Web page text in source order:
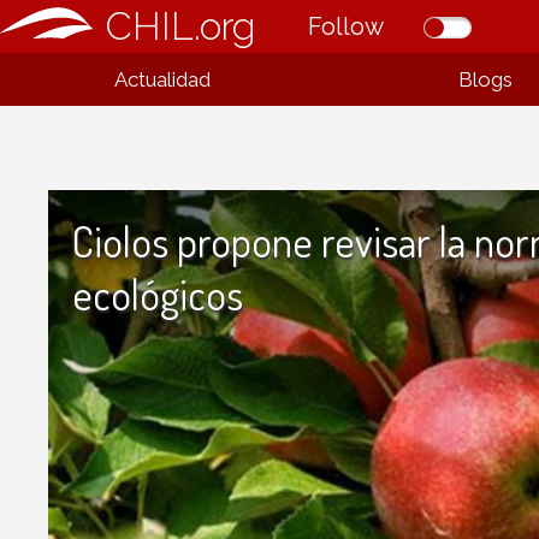
CHIL.org Follow
Actualidad Blogs
Ciolos propone revisar la
ecológicos